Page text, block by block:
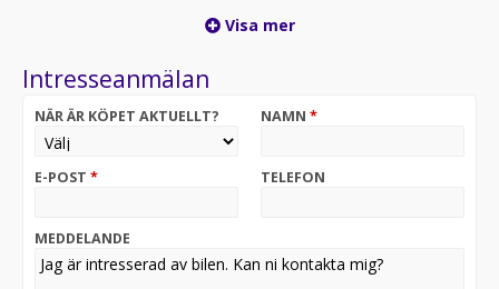
AUX ingång,
Regnsensor,
Färddator,
Fjärrstyrt Centrallås,
Elspeglar,
Servostyrning,
Start-stop system,
Visa mer
Intresseanmälan
NÄR ÄR KÖPET AKTUELLT? NAMN *
E-POST * TELEFON
MEDDELANDE